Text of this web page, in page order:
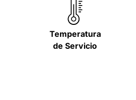
Temperatura
de Servicio